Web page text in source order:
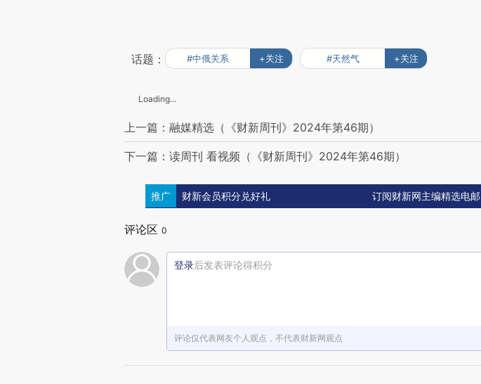
话题： #中俄关系 +关注 #天然气 +关注
Loading...
上一篇：融媒精选（《财新周刊》2024年第46期）
下一篇：读周刊 看视频（《财新周刊》2024年第46期）
推广 财新会员积分兑好礼 订阅财新网主编精选电邮
评论区 0
登录后发表评论得积分
评论仅代表网友个人观点，不代表财新网观点